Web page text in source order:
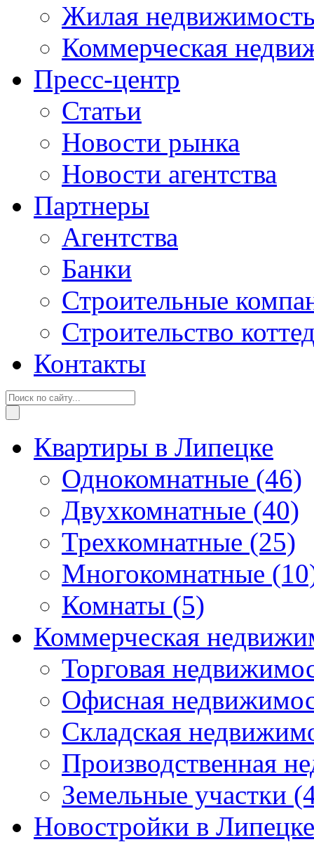
Жилая
Коммерческая
Пресс-центр
Статьи
Новости рынка
Новости агентства
Партнеры
Агентства
Банки
Строительные
Строительство
Контакты
Квартиры в Липецке
Однокомнатные (46)
Двухкомнатные (40)
Трехкомнатные (25)
Многокомнатные
Комнаты (5)
Коммерческая
Торговая
Офисная
Складская
Производственная
Земельные участки
Новостройки в Липецке